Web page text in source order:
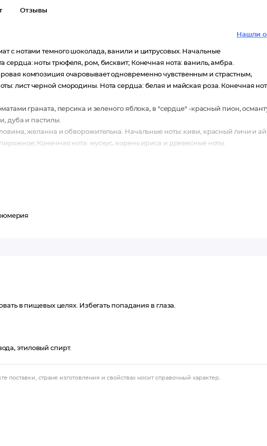
Отзывы
Нашли
с нотами темного шоколада, ванили и цитрусовых. Начальные
ноты трюфеля, ром, бисквит; Конечная нота: ваниль, амбра.
композиция очаровывает одновременно чувственным и страстным,
лист черной смородины. Нота сердца: белая и майская роза. Конечная
граната, персика и зеленого яблока, в "сердце" -красный пион,
дуба и пастилы.
желанна и обворожительна. Начальные ноты: киви, красный личи и
Конечная нота: мускус, корень ириса и древесные ноты.
в пищевых целях. Избегать попадания в глаза.
этиловый спирт.
стране изготовления и свойствах носит справочный характер.